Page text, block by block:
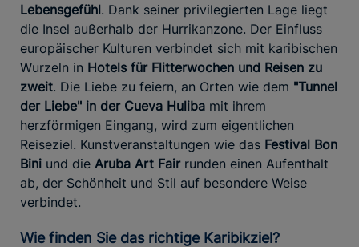
Lebensgefühl. Dank seiner privilegierten Lage liegt
die Insel außerhalb der Hurrikanzone. Der Einfluss
europäischer Kulturen verbindet sich mit karibischen
Wurzeln in Hotels für Flitterwochen und Reisen zu
zweit. Die Liebe zu feiern, an Orten wie dem "Tunnel
der Liebe" in der Cueva Huliba mit ihrem
herzförmigen Eingang, wird zum eigentlichen
Reiseziel. Kunstveranstaltungen wie das Festival Bon
Bini und die Aruba Art Fairrunden einen Aufenthalt
ab, der Schönheit und Stil auf besondere Weise
verbindet.
Wie finden Sie das richtige Karibikziel?